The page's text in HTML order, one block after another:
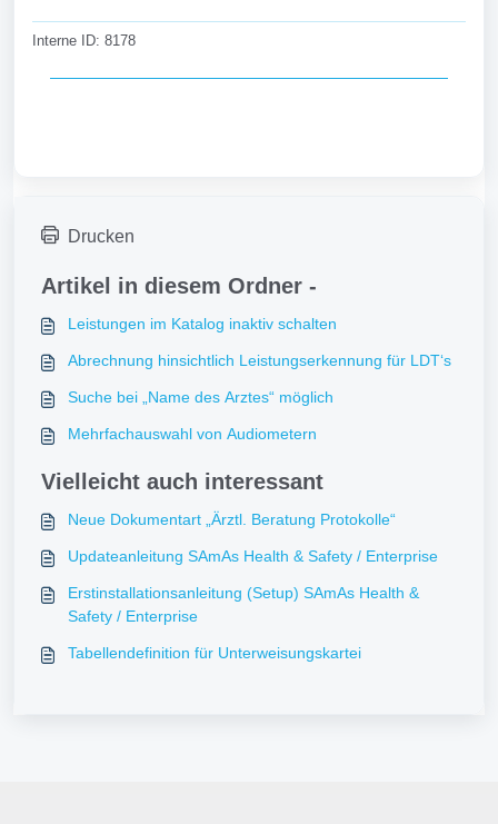
Interne ID: 8178
Drucken
Artikel in diesem Ordner -
Leistungen im Katalog inaktiv schalten
Abrechnung hinsichtlich Leistungserkennung für LDT‘s
Suche bei „Name des Arztes“ möglich
Mehrfachauswahl von Audiometern
Vielleicht auch interessant
Neue Dokumentart „Ärztl. Beratung Protokolle“
Updateanleitung SAmAs Health & Safety / Enterprise
Erstinstallationsanleitung (Setup) SAmAs Health &
Safety / Enterprise
Tabellendefinition für Unterweisungskartei